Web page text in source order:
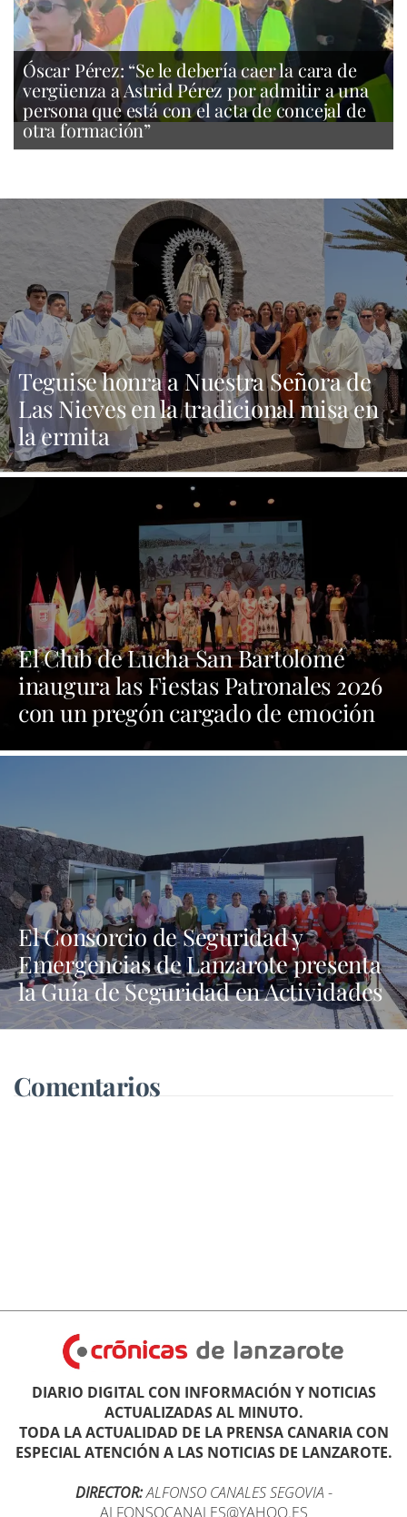
Óscar Pérez: “Se le debería caer la cara de
vergüenza a Astrid Pérez por admitir a una
persona que está con el acta de concejal de
otra formación”
Teguise honra a Nuestra Señora de
Las Nieves en la tradicional misa en
la ermita
El Club de Lucha San Bartolomé
inaugura las Fiestas Patronales 2026
con un pregón cargado de emoción
El Consorcio de Seguridad y
Emergencias de Lanzarote presenta
la Guía de Seguridad en Actividades
Náuticas
Comentarios
DIARIO DIGITAL CON INFORMACIÓN Y NOTICIAS
ACTUALIZADAS AL MINUTO.
TODA LA ACTUALIDAD DE LA PRENSA CANARIA CON
ESPECIAL ATENCIÓN A LAS NOTICIAS DE LANZAROTE.
DIRECTOR:ALFONSO CANALES SEGOVIA -
ALFONSOCANALES@YAHOO.ES